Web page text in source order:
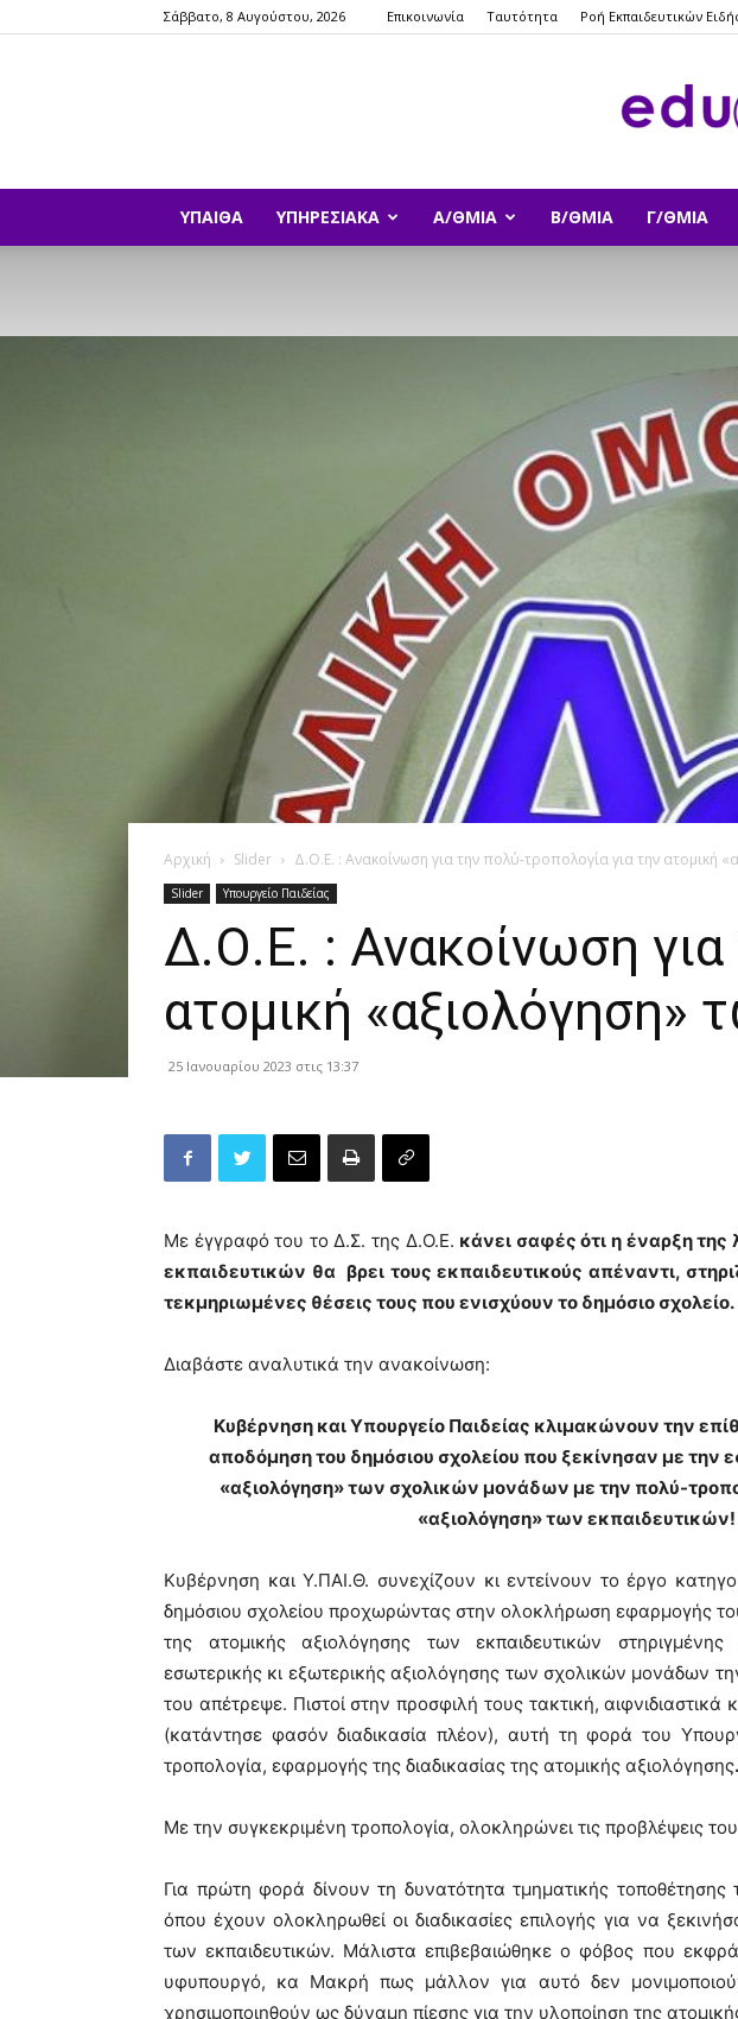
Σάββατο, 8 Αυγούστου, 2026 Επικοινωνία Ταυτότητα Ροή Εκπαιδευτικών
ΥΠΑΙΘΑ ΥΠΗΡΕΣΙΑΚΆ Α/ΘΜΙΑ Β/ΘΜΙΑ Γ/ΘΜΙΑ
Αρχική Slider Δ.Ο.Ε. : Ανακοίνωση για την πολύ-τροπολογία για την ατομική
Slider Υπουργείο Παιδείας
Δ.Ο.Ε. : Ανακοίνωση για
ατομική «αξιολόγηση»
25 Ιανουαρίου 2023 στις 13:37
Με έγγραφό του το Δ.Σ. της Δ.Ο.Ε. κάνει σαφές ότι η έναρξη
εκπαιδευτικών θα βρει τους εκπαιδευτικούς απέναντι,
τεκμηριωμένες θέσεις τους που ενισχύουν το δημόσιο σχολείο.
Διαβάστε αναλυτικά την ανακοίνωση:
Κυβέρνηση και Υπουργείο Παιδείας κλιμακώνουν την
αποδόμηση του δημόσιου σχολείου που ξεκίνησαν με την
«αξιολόγηση» των σχολικών μονάδων με την πολύ-
«αξιολόγηση» των εκπαιδευτικών!
Κυβέρνηση και Υ.ΠΑΙ.Θ. συνεχίζουν κι εντείνουν το έργο
δημόσιου σχολείου προχωρώντας στην ολοκλήρωση εφαρμογής
της ατομικής αξιολόγησης των εκπαιδευτικών
εσωτερικής κι εξωτερικής αξιολόγησης των σχολικών μονάδων
του απέτρεψε. Πιστοί στην προσφιλή τους τακτική,
(κατάντησε φασόν διαδικασία πλέον), αυτή τη φορά του
τροπολογία, εφαρμογής της διαδικασίας της ατομικής αξιολόγησης.
Με την συγκεκριμένη τροπολογία, ολοκληρώνει τις προβλέψεις
Για πρώτη φορά δίνουν τη δυνατότητα τμηματικής
όπου έχουν ολοκληρωθεί οι διαδικασίες επιλογής για να
των εκπαιδευτικών. Μάλιστα επιβεβαιώθηκε ο φόβος που
υφυπουργό, κα Μακρή πως μάλλον για αυτό δεν
χρησιμοποιηθούν ως δύναμη πίεσης για την υλοποίηση της